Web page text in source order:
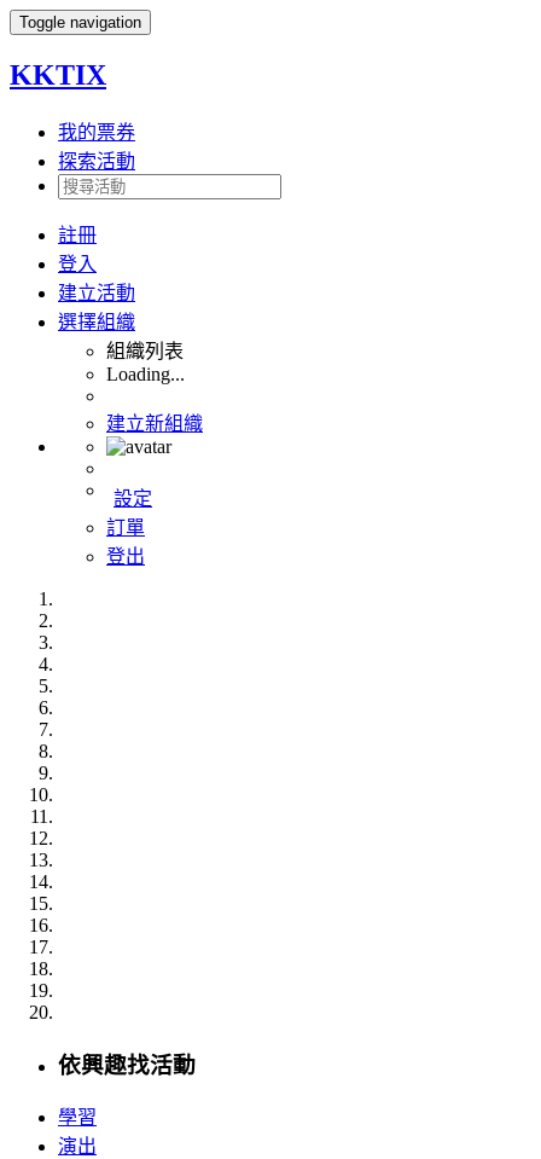
Toggle navigation
KKTIX
我的票券
探索活動
註冊
登入
建立活動
選擇組織
組織列表
Loading...
建立新組織
設定
訂單
登出
依興趣找活動
學習
演出